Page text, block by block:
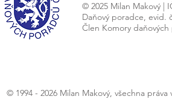
© 2025 Milan Makový |
Daňový poradce, evid.
Člen Komory
© 1994 - 2026 Milan Makový, všechna práva